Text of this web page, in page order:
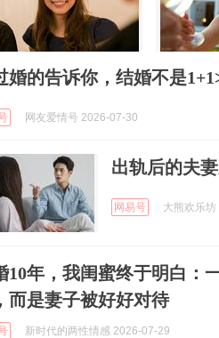
婚的告诉你，结婚不是
网友爱情号 2026-07-30
出轨后的夫
网易号 大熊欢乐
10年，我闺蜜终于明白：
而是妻子被好好对待
新时代的两性情感 2026-07-29